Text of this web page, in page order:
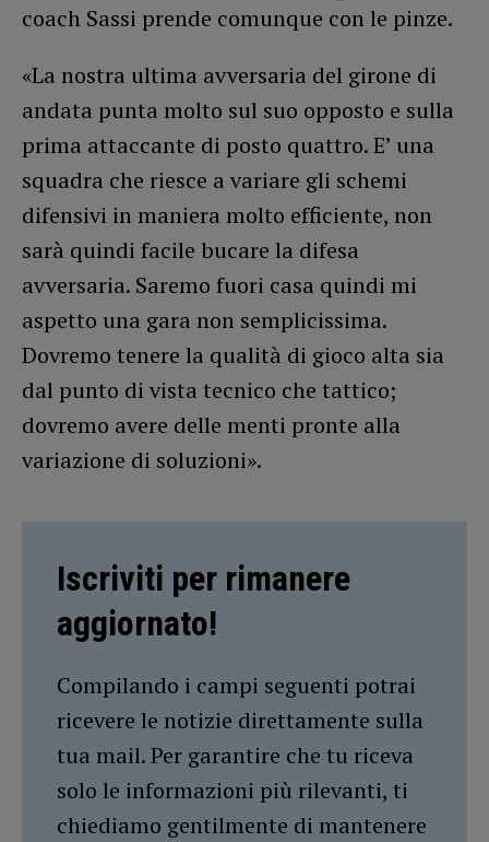
coach Sassi prende comunque con le pinze.
«La nostra ultima avversaria del girone di
andata punta molto sul suo opposto e sulla
prima attaccante di posto quattro. E’ una
squadra che riesce a variare gli schemi
difensivi in maniera molto efficiente, non
sarà quindi facile bucare la difesa
avversaria. Saremo fuori casa quindi mi
aspetto una gara non semplicissima.
Dovremo tenere la qualità di gioco alta sia
dal punto di vista tecnico che tattico;
dovremo avere delle menti pronte alla
variazione di soluzioni».
Iscriviti per rimanere
aggiornato!
Compilando i campi seguenti potrai
ricevere le notizie direttamente sulla
tua mail. Per garantire che tu riceva
solo le informazioni più rilevanti, ti
chiediamo gentilmente di mantenere